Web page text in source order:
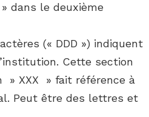
dans le deuxième
(« DDD ») indiquent
Cette section
» XXX » fait référence à
Peut être des lettres et